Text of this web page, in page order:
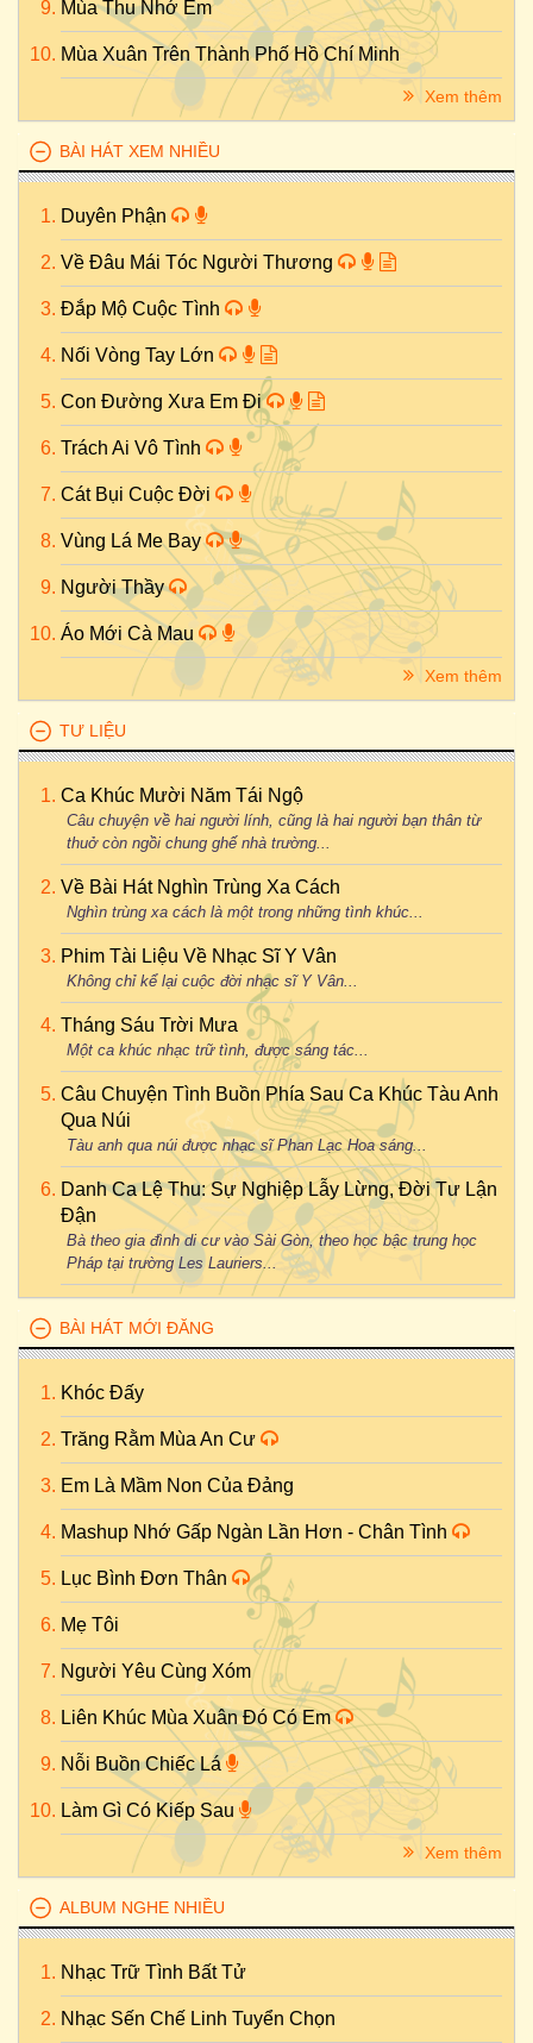
Mùa Thu Nhớ Em
Mùa Xuân Trên Thành Phố Hồ Chí Minh
Xem thêm
BÀI HÁT XEM NHIỀU
Duyên Phận
Về Đâu Mái Tóc Người Thương
Đắp Mộ Cuộc Tình
Nối Vòng Tay Lớn
Con Đường Xưa Em Đi
Trách Ai Vô Tình
Cát Bụi Cuộc Đời
Vùng Lá Me Bay
Người Thầy
Áo Mới Cà Mau
Xem thêm
TƯ LIỆU
Ca Khúc Mười Năm Tái Ngộ
Câu chuyện về hai người lính, cũng là hai người bạn thân từ
thuở còn ngồi chung ghế nhà trường...
Về Bài Hát Nghìn Trùng Xa Cách
Nghìn trùng xa cách là một trong những tình khúc...
Phim Tài Liệu Về Nhạc Sĩ Y Vân
Không chỉ kể lại cuộc đời nhạc sĩ Y Vân...
Tháng Sáu Trời Mưa
Một ca khúc nhạc trữ tình, được sáng tác...
Câu Chuyện Tình Buồn Phía Sau Ca Khúc Tàu Anh
Qua Núi
Tàu anh qua núi được nhạc sĩ Phan Lạc Hoa sáng...
Danh Ca Lệ Thu: Sự Nghiệp Lẫy Lừng, Đời Tư Lận
Đận
Bà theo gia đình di cư vào Sài Gòn, theo học bậc trung học
Pháp tại trường Les Lauriers...
BÀI HÁT MỚI ĐĂNG
Khóc Đấy
Trăng Rằm Mùa An Cư
Em Là Mầm Non Của Đảng
Mashup Nhớ Gấp Ngàn Lần Hơn - Chân Tình
Lục Bình Đơn Thân
Mẹ Tôi
Người Yêu Cùng Xóm
Liên Khúc Mùa Xuân Đó Có Em
Nỗi Buồn Chiếc Lá
Làm Gì Có Kiếp Sau
Xem thêm
ALBUM NGHE NHIỀU
Nhạc Trữ Tình Bất Tử
Nhạc Sến Chế Linh Tuyển Chọn